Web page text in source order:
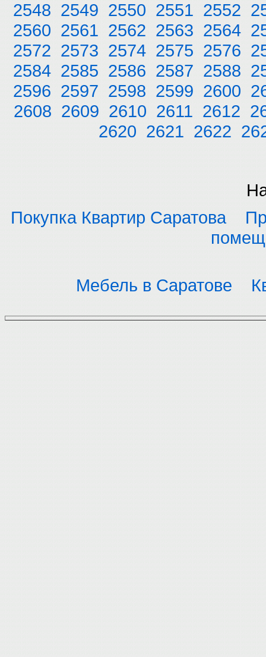
2548 2549 2550 2551 2552
2560 2561 2562 2563 2564
2572 2573 2574 2575 2576
2584 2585 2586 2587 2588
2596 2597 2598 2599 2600
2608 2609 2610 2611 2612
2620 2621 2622
Покупка Квартир Саратова
Мебель в Саратове